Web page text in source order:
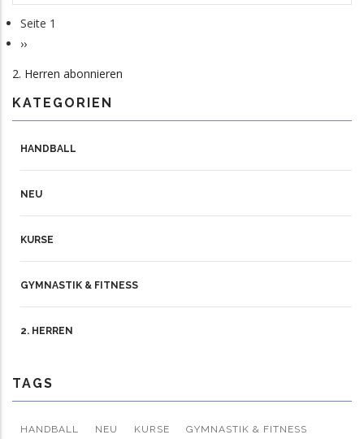
Seitennummerierung
Seite 1
Nächste
››
2. Herren abonnieren
KATEGORIEN
HANDBALL
NEU
KURSE
GYMNASTIK & FITNESS
2. HERREN
TAGS
HANDBALL NEU KURSE GYMNASTIK & FITNESS